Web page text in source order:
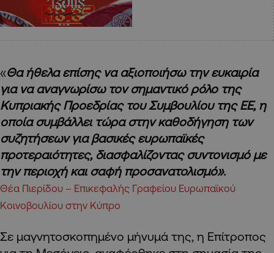
«Θα ήθελα επίσης να αξιοποιήσω την ευκαιρία
για να αναγνωρίσω τον σημαντικό ρόλο της
Κυπριακής Προεδρίας του Συμβουλίου της ΕΕ, η
οποία συμβάλλει τώρα στην καθοδήγηση των
συζητήσεων για βασικές ευρωπαϊκές
προτεραιότητες, διασφαλίζοντας συντονισμό με
την περιοχή και σαφή προσανατολισμό».
Θέα Πιερίδου – Επικεφαλής Γραφείου Ευρωπαϊκού
Κοινοβουλίου στην Κύπρο
Σε μαγνητοσκοπημένο μήνυμά της, η Επίτροπος